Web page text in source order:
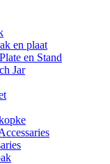
en plaat
en Stand
Jar